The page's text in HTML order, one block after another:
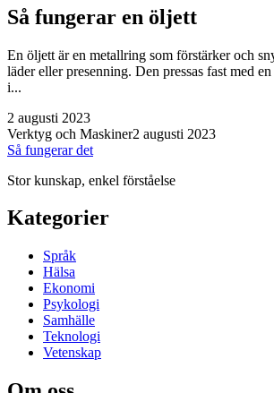
Så fungerar en öljett
En öljett är en metallring som förstärker och
läder eller presenning. Den pressas fast med
i...
2 augusti 2023
Verktyg och Maskiner2 augusti 2023
Så fungerar det
Stor kunskap, enkel förståelse
Kategorier
Språk
Hälsa
Ekonomi
Psykologi
Samhälle
Teknologi
Vetenskap